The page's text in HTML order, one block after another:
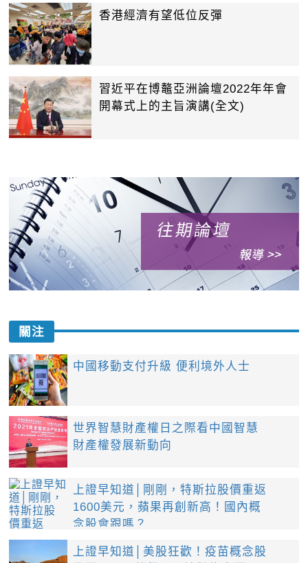
香港經濟有望低位反彈
習近平在博鼇亞洲論壇2022年年會
開幕式上的主旨演講(全文)
關注
中國移動支付升級 便利境外人士
世界智慧財產權日之際看中國智慧
財產權發展新動向
上證早知道│剛剛，特斯拉股價重返
1600美元，蘋果再創新高！國內概
念股會跟嗎？
上證早知道│美股狂歡！疫苗概念股